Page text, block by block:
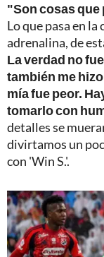
"Son cosas que
Lo que pasa en
adrenalina, de
La verdad no
también me
mía fue peor.
tomarlo con
detalles se
divirtamos un
con 'Win S.'.